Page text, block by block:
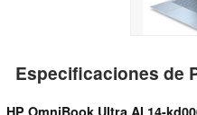
Especificaciones de